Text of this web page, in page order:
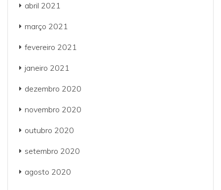
abril 2021
março 2021
fevereiro 2021
janeiro 2021
dezembro 2020
novembro 2020
outubro 2020
setembro 2020
agosto 2020